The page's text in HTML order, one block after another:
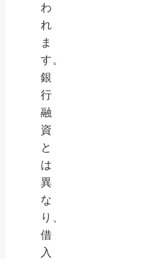
わ
れ
ま
す。
銀
行
融
資
と
は
異
な
り、
借
入